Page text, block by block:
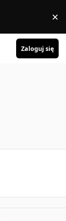
×
Zaloguj się